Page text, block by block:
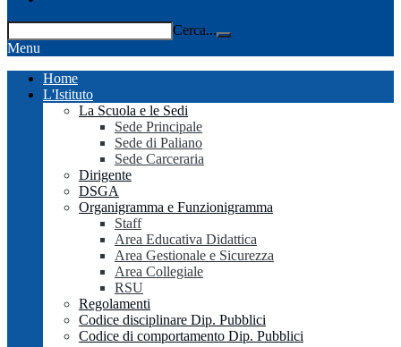
Cerca...
Menu
Home
L'Istituto
La Scuola e le Sedi
Sede Principale
Sede di Paliano
Sede Carceraria
Dirigente
DSGA
Organigramma e Funzionigramma
Staff
Area Educativa Didattica
Area Gestionale e Sicurezza
Area Collegiale
RSU
Regolamenti
Codice disciplinare Dip. Pubblici
Codice di comportamento Dip. Pubblici